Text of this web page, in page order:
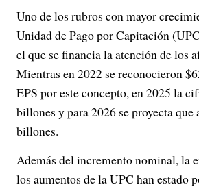
Uno de los rubros con mayor
Unidad de Pago por Capitación
el que se financia la atención de los
Mientras en 2022 se reconocieron
EPS por este concepto, en 2025 la
billones y para 2026 se proyecta que
billones.
Además del incremento nominal, la
los aumentos de la UPC han estado